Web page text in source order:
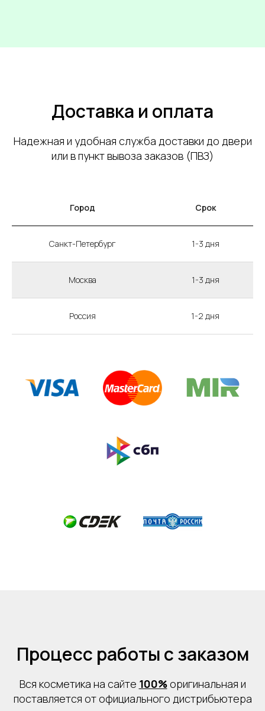
Доставка и оплата
Надежная и удобная служба доставки до двери
или в пункт вывоза заказов (ПВЗ)
Город Срок
Санкт-Петербург 1-3 дня
Москва 1-3 дня
Россия 1-2 дня
Процесс работы с заказом
Вся косметика на сайте 100%оригинальная и
поставляется от официального дистрибьютера